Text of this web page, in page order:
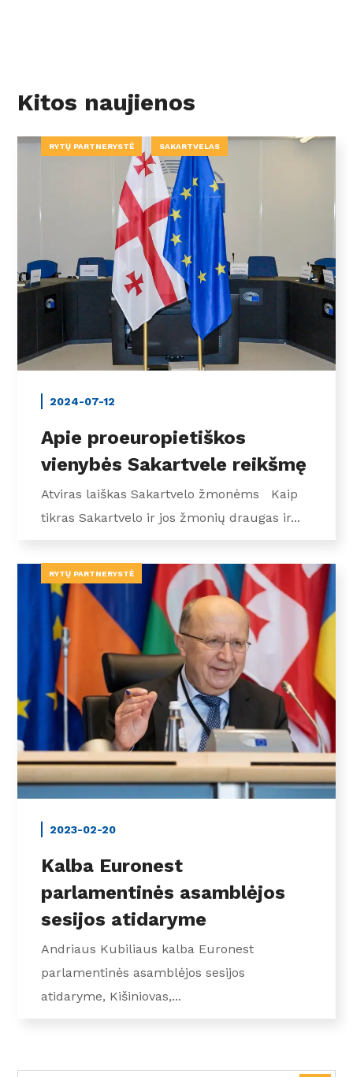
Kitos naujienos
RYTŲ PARTNERYSTĖ SAKARTVELAS
2024-07-12
Apie proeuropietiškos
vienybės Sakartvele reikšmę
Atviras laiškas Sakartvelo žmonėms Kaip
tikras Sakartvelo ir jos žmonių draugas ir...
RYTŲ PARTNERYSTĖ
2023-02-20
Kalba Euronest
parlamentinės asamblėjos
sesijos atidaryme
Andriaus Kubiliaus kalba Euronest
parlamentinės asamblėjos sesijos
atidaryme, Kišiniovas,...